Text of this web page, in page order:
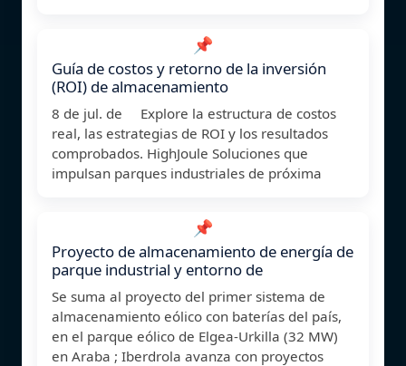
📌
Guía de costos y retorno de la inversión
(ROI) de almacenamiento
8 de jul. de Explore la estructura de costos
real, las estrategias de ROI y los resultados
comprobados. HighJoule Soluciones que
impulsan parques industriales de próxima
📌
Proyecto de almacenamiento de energía de
parque industrial y entorno de
Se suma al proyecto del primer sistema de
almacenamiento eólico con baterías del país,
en el parque eólico de Elgea-Urkilla (32 MW)
en Araba ; Iberdrola avanza con proyectos